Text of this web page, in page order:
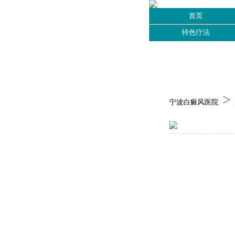
首页
特色疗法
宁波白癜风医院 >